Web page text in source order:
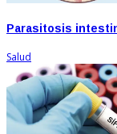
Parasitosis
Salud